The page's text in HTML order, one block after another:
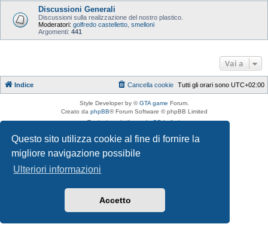
Questo sito utilizza cookie al fine di fornire la
migliore navigazione possibile
Ulteriori informazioni
Accetto
Discussioni Generali
Discussioni sulla realizzazione del nostro plastico.
Moderatori: golfredo castelletto smelloni
Argomenti: 441
Vai a
Indice Tutti gli orari sono UTC+02:00
Cancella cookie
Style Developer by ©GTA game Forum.
Creato da phpBB® Forum Software © phpBB Limited
Traduzione ItalianaphpBB-Italia.it